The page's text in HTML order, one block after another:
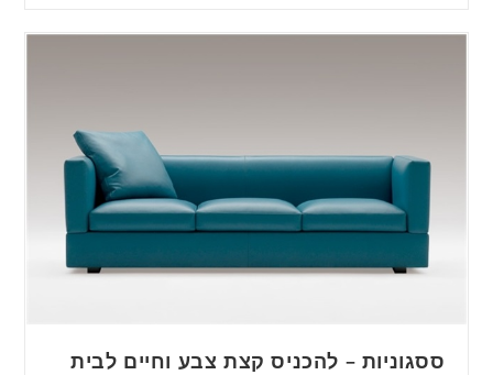
ססגוניות – להכניס קצת צבע וחיים לבית